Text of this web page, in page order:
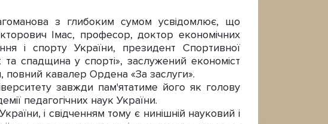
з глибоким сумом усвідомлює, що
Імас, професор, доктор економічних
і спорту України, президент Спортивної
спадщина у спорті», заслужений економіст
повний кавалер Ордена «За заслуги».
завжди пам'ятатиме його як голову
педагогічних наук України.
і свідченням тому є нинішній науковий і